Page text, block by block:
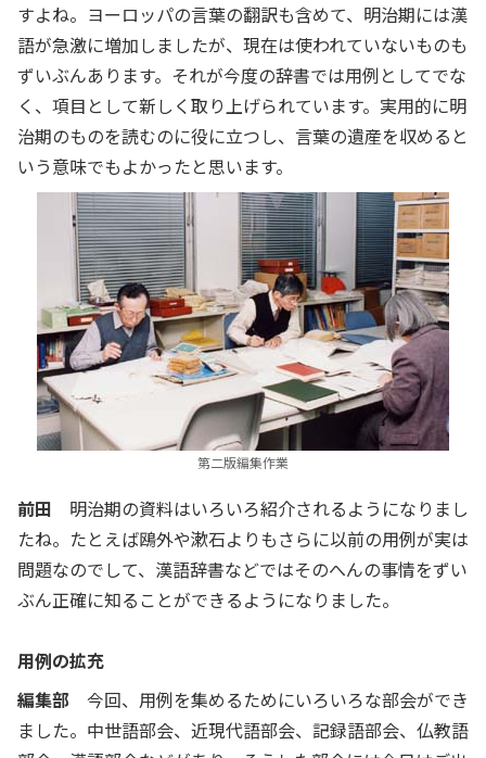
すよね。ヨーロッパの言葉の翻訳も含めて、明治期には漢
語が急激に増加しましたが、現在は使われていないものも
ずいぶんあります。それが今度の辞書では用例としてでな
く、項目として新しく取り上げられています。実用的に明
治期のものを読むのに役に立つし、言葉の遺産を収めると
いう意味でもよかったと思います。
第二版編集作業
前田 明治期の資料はいろいろ紹介されるようになりまし
たね。たとえば鴎外や漱石よりもさらに以前の用例が実は
問題なのでして、漢語辞書などではそのへんの事情をずい
ぶん正確に知ることができるようになりました。
用例の拡充
編集部 今回、用例を集めるためにいろいろな部会ができ
ました。中世語部会、近現代語部会、記録語部会、仏教語